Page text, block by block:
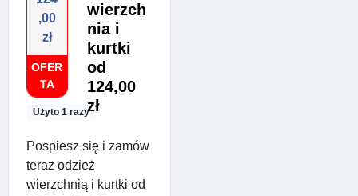
,00
zł
OFER
TA
Użyto 1 razy
wierzch
nia i
kurtki
od
124,00
zł
Pospiesz się i zamów
teraz odzież
wierzchnią i kurtki od